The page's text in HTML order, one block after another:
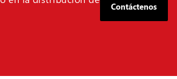
Contáctenos